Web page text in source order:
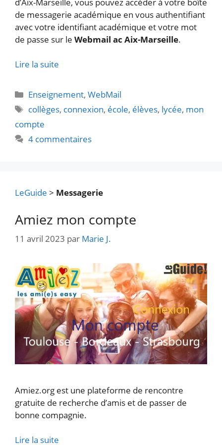
de messagerie académique en vous authentifiant
avec votre identifiant académique et votre mot
de passe sur le Webmail ac Aix-Marseille.
Lire la suite
Catégories
Enseignement,WebMail
Étiquettes
collèges, connexion, école, élèves, lycée, mon
compte
4 commentaires
LeGuide > Messagerie
Amiez mon compte
11 avril 2023 par Marie J.
Amiez.org est une plateforme de rencontre
gratuite de recherche d’amis et de passer de
bonne compagnie.
Lire la suite